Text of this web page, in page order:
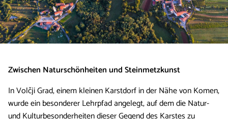
Zwischen Naturschönheiten und Steinmetzkunst
In Volčji Grad, einem kleinen Karstdorf in der Nähe von Komen,
wurde ein besonderer Lehrpfad angelegt, auf dem die Natur-
und Kulturbesonderheiten dieser Gegend des Karstes zu